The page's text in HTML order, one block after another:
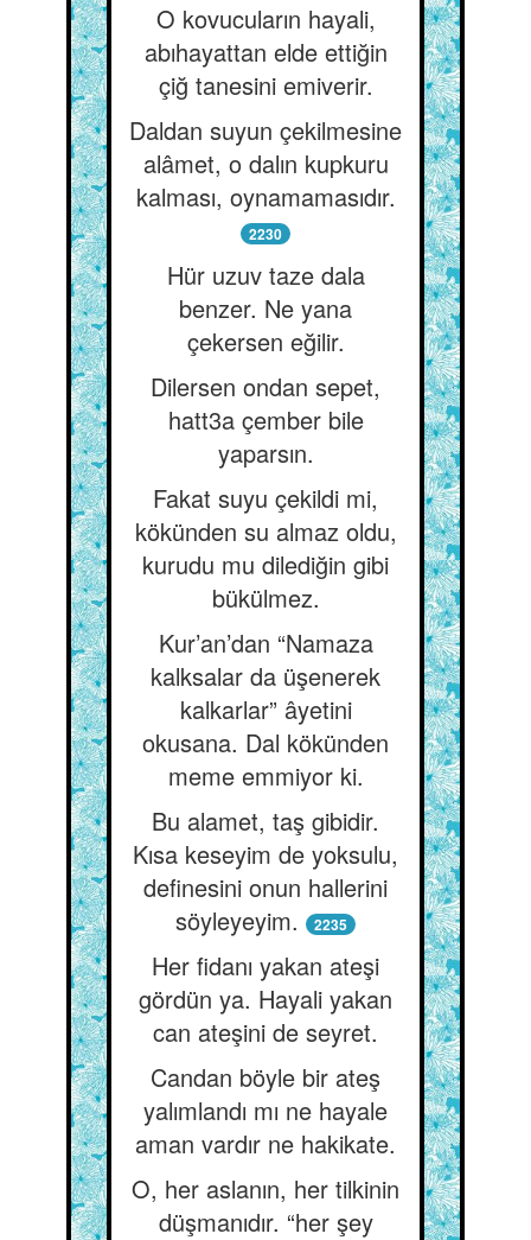
O kovucuların hayali,
abıhayattan elde ettiğin
çiğ tanesini emiverir.
Daldan suyun çekilmesine
alâmet, o dalın kupkuru
kalması, oynamamasıdır.
2230
Hür uzuv taze dala
benzer. Ne yana
çekersen eğilir.
Dilersen ondan sepet,
hatt3a çember bile
yaparsın.
Fakat suyu çekildi mi,
kökünden su almaz oldu,
kurudu mu dilediğin gibi
bükülmez.
Kur’an’dan “Namaza
kalksalar da üşenerek
kalkarlar” âyetini
okusana. Dal kökünden
meme emmiyor ki.
Bu alamet, taş gibidir.
Kısa keseyim de yoksulu,
definesini onun hallerini
söyleyeyim.
2235
Her fidanı yakan ateşi
gördün ya. Hayali yakan
can ateşini de seyret.
Candan böyle bir ateş
yalımlandı mı ne hayale
aman vardır ne hakikate.
O, her aslanın, her tilkinin
düşmanıdır. “her şey